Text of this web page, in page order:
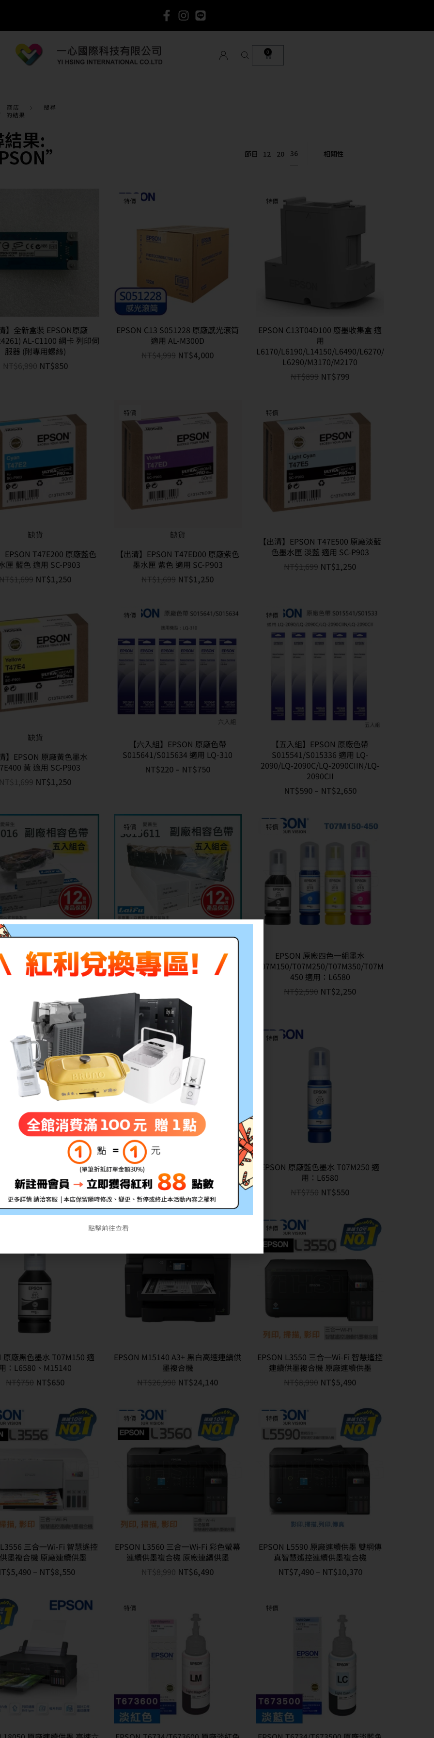
0
商店
搜尋
的結果
果:
節目 12 20 36
清】全新盒裝 EPSON原廠
AL-C1100 網卡 列印伺
服器 (附專用螺絲)
NT$6,990 NT$850
特價
EPSON C13 S051228 原廠感光滾筒
適用 AL-M300D
NT$4,999 NT$4,000
特價
EPSON C13T04D100 廢墨收集盒 適
用
L6170/L6190/L14150/L6490/L6270/
L6290/M3170/M2170
NT$899 NT$799
缺貨
EPSON T47E200 原廠藍色
匣 藍色 適用 SC-P903
1,699 NT$1,250
特價
缺貨
【出清】EPSON T47ED00 原廠紫色
墨水匣 紫色 適用 SC-P903
NT$1,699 NT$1,250
特價
【出清】EPSON T47E500 原廠淡藍
色墨水匣 淡藍 適用 SC-P903
NT$1,699 NT$1,250
缺貨
清】EPSON 原廠黃色墨水
黃 適用 SC-P903
1,699 NT$1,250
特價
【六入組】EPSON 原廠色帶
S015641/S015634 適用 LQ-310
NT$220 – NT$750
特價
【五入組】EPSON 原廠色帶
S015541/S015336 適用 LQ-
2090/LQ-2090C/LQ-2090CIIN/LQ-
2090CII
NT$590 – NT$2,650
材買十送一】EPSON 愛普
帶S015016 / S015535 適用
670C/680/680C【五入優惠
–NT$199
特價
【LAIFU耗材買十送一】EPSON 愛普
生 相容色帶S015611 適用 LQ-
690CIIN/LQ-690CII/LQ-690C 【五入
NT$90–NT$
特價
EPSON 原廠四色一組墨水
T07M150/T07M250/T07M350/T07M
450 適用：L6580
NT$2,590 NT$2,250
原廠黃色墨水 T07M450 適
用：L6580
NT$750NT$550
EPSON 原廠紅色墨水 T07M350 適
用：L6580
NT$750NT$550
特價
EPSON 原廠藍色墨水 T07M250 適
用：L6580
NT$750 NT$550
原廠黑色墨水 T07M150 適
用：L6580、M15140
NT$750 NT$650
特價
EPSON M15140 A3+ 黑白高速連續供
墨複合機
NT$26,990 NT$24,140
特價
EPSON L3550 三合一Wi-Fi 智慧遙控
連續供墨複合機 原廠連續供墨
NT$8,990 NT$5,490
三合一Wi-Fi 智慧遙控
墨複合機 原廠連續供墨
5,490 – NT$8,550
特價
EPSON L3560 三合一Wi-Fi 彩色螢幕
連續供墨複合機 原廠連續供墨
NT$8,990 NT$6,490
特價
EPSON L5590 原廠連續供墨 雙網傳
真智慧遙控連續供墨複合機
NT$7,490 – NT$10,370
特價 特價
點擊前往查看